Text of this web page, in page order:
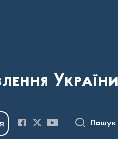
України
Пошук